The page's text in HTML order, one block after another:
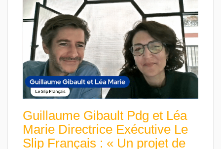
Guillaume Gibault Pdg et Léa
Marie Directrice Exécutive Le
Slip Français : « Un projet de